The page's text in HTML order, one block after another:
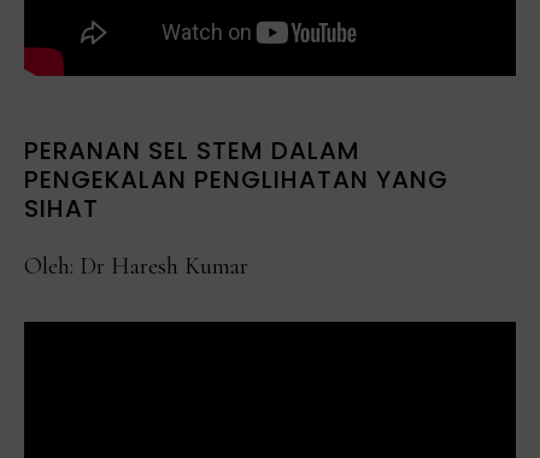
PERANAN SEL STEM DALAM
PENGEKALAN PENGLIHATAN YANG
SIHAT
Oleh: Dr Haresh Kumar